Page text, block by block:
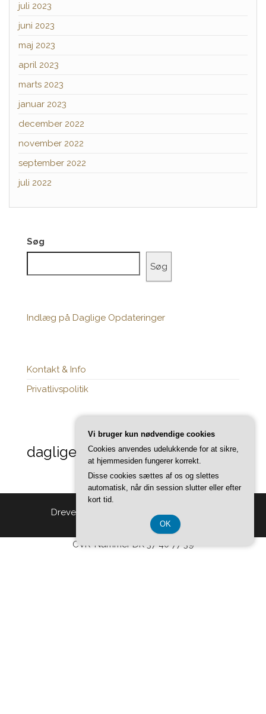
juli 2023
juni 2023
maj 2023
april 2023
marts 2023
januar 2023
december 2022
november 2022
september 2022
juli 2022
Søg
Søg
Indlæg på Daglige Opdateringer
Kontakt & Info
Privatlivspolitik
daglige-opdateringer.dk
Drevet af Tema:Head Blog
CVR-Nummer DK 37 40 77 39
Vi bruger kun nødvendige cookies
Cookies anvendes udelukkende for at sikre,
at hjemmesiden fungerer korrekt.
Disse cookies sættes af os og slettes
automatisk, når din session slutter eller efter
kort tid.
OK